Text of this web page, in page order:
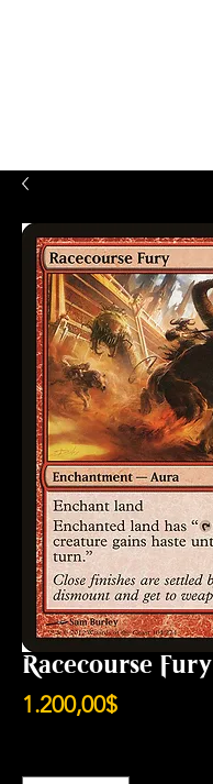
Racecourse Fury
1.200,00$Price